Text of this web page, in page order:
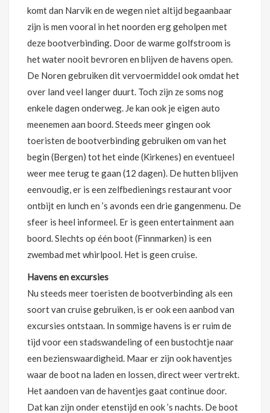
komt dan Narvik en de wegen niet altijd begaanbaar
zijn is men vooral in het noorden erg geholpen met
deze bootverbinding. Door de warme golfstroom is
het water nooit bevroren en blijven de havens open.
De Noren gebruiken dit vervoermiddel ook omdat het
over land veel langer duurt. Toch zijn ze soms nog
enkele dagen onderweg. Je kan ook je eigen auto
meenemen aan boord. Steeds meer gingen ook
toeristen de bootverbinding gebruiken om van het
begin (Bergen) tot het einde (Kirkenes) en eventueel
weer mee terug te gaan (12 dagen). De hutten blijven
eenvoudig, er is een zelfbedienings restaurant voor
ontbijt en lunch en ’s avonds een drie gangenmenu. De
sfeer is heel informeel. Er is geen entertainment aan
boord. Slechts op één boot (Finnmarken) is een
zwembad met whirlpool. Het is geen cruise.
Havens en excursies
Nu steeds meer toeristen de bootverbinding als een
soort van cruise gebruiken, is er ook een aanbod van
excursies ontstaan. In sommige havens is er ruim de
tijd voor een stadswandeling of een bustochtje naar
een bezienswaardigheid. Maar er zijn ook haventjes
waar de boot na laden en lossen, direct weer vertrekt.
Het aandoen van de haventjes gaat continue door.
Dat kan zijn onder etenstijd en ook ’s nachts. De boot